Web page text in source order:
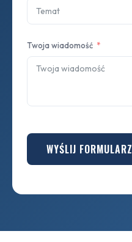
Twoja wiadomość
WYŚLIJ FORMULARZ